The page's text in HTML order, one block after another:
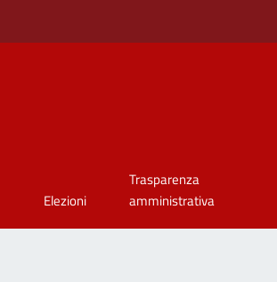
Elezioni
Trasparenza
amministrativa